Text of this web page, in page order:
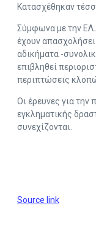
Κατασχέθηκαν
Σύμφωνα με την
έχουν απασχολήσει
αδικήματα -
επιβληθεί
περιπτώσεις
Οι έρευνες για
εγκληματικής
συνεχίζονται.
Source link